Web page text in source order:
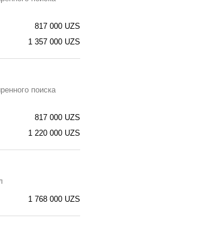
817 000 UZS
1 357 000 UZS
поиска
817 000 UZS
1 220 000 UZS
1 768 000 UZS